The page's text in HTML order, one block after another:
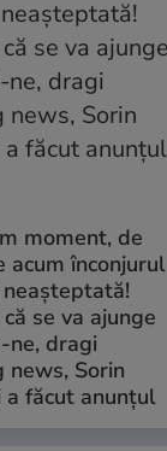
moment, de
acum înconjurul
se va ajunge
ne, dragi
news, Sorin
a făcut anunțul